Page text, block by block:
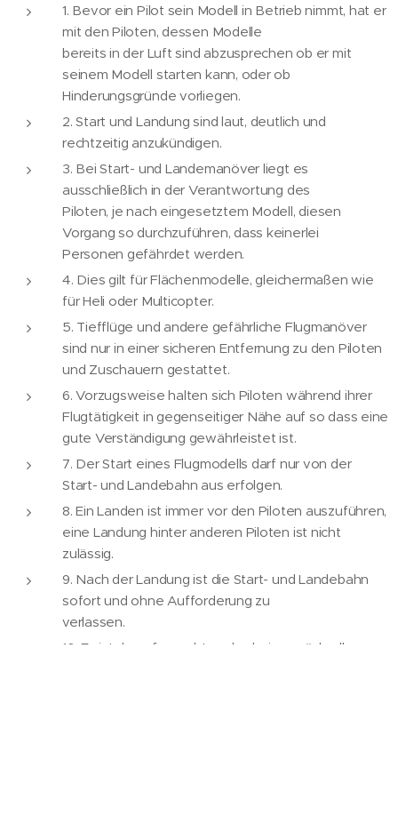
1. Bevor ein Pilot sein Modell in Betrieb nimmt, hat er
mit den Piloten, dessen Modelle
bereits in der Luft sind abzusprechen ob er mit
seinem Modell starten kann, oder ob
Hinderungsgründe vorliegen.
2. Start und Landung sind laut, deutlich und
rechtzeitig anzukündigen.
3. Bei Start- und Landemanöver liegt es
ausschließlich in der Verantwortung des
Piloten, je nach eingesetztem Modell, diesen
Vorgang so durchzuführen, dass keinerlei
Personen gefährdet werden.
4. Dies gilt für Flächenmodelle, gleichermaßen wie
für Heli oder Multicopter.
5. Tiefflüge und andere gefährliche Flugmanöver
sind nur in einer sicheren Entfernung zu den Piloten
und Zuschauern gestattet.
6. Vorzugsweise halten sich Piloten während ihrer
Flugtätigkeit in gegenseitiger Nähe auf so dass eine
gute Verständigung gewährleistet ist.
7. Der Start eines Flugmodells darf nur von der
Start- und Landebahn aus erfolgen.
8. Ein Landen ist immer vor den Piloten auszuführen,
eine Landung hinter anderen Piloten ist nicht
zulässig.
9. Nach der Landung ist die Start- und Landebahn
sofort und ohne Aufforderung zu
verlassen.
10. Es ist darauf zu achten das beim zurückrollen